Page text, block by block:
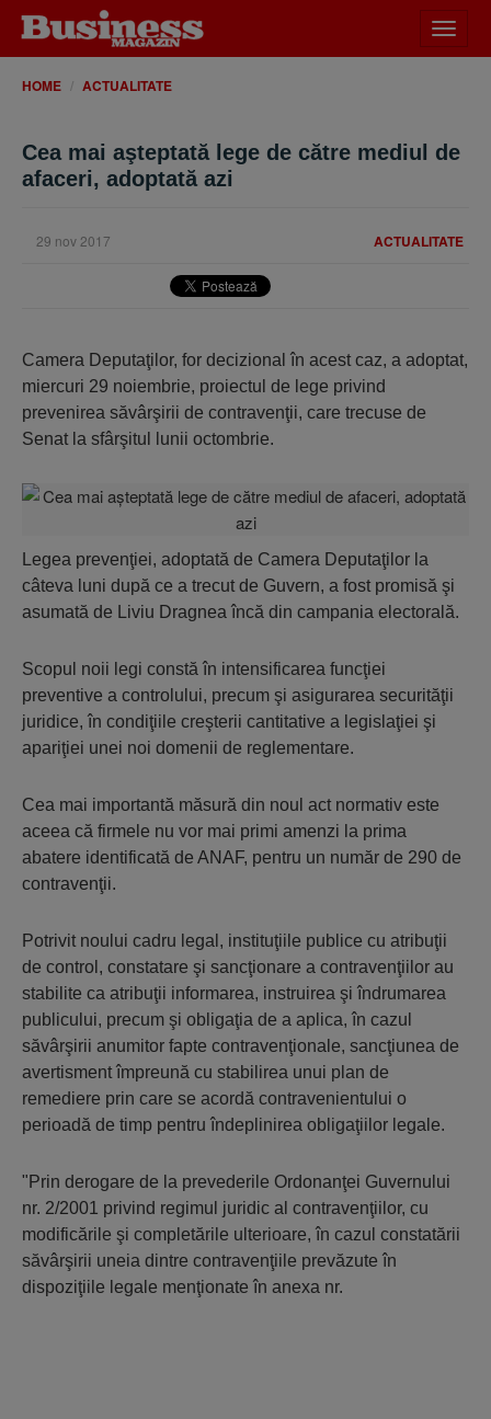
meniu
HOME ACTUALITATE
Cea mai aşteptată lege de către mediul de
afaceri, adoptată azi
ACTUALITATE
29 nov 2017
Camera Deputaţilor, for decizional în acest caz, a adoptat,
miercuri 29 noiembrie, proiectul de lege privind
prevenirea săvârşirii de contravenţii, care trecuse de
Senat la sfârşitul lunii octombrie.
Legea prevenţiei, adoptată de Camera Deputaţilor la
câteva luni după ce a trecut de Guvern, a fost promisă şi
asumată de Liviu Dragnea încă din campania electorală.
Scopul noii legi constă în intensificarea funcţiei
preventive a controlului, precum şi asigurarea securităţii
juridice, în condiţiile creşterii cantitative a legislaţiei şi
apariţiei unei noi domenii de reglementare.
Cea mai importantă măsură din noul act normativ este
aceea că firmele nu vor mai primi amenzi la prima
abatere identificată de ANAF, pentru un număr de 290 de
contravenţii.
Potrivit noului cadru legal, instituţiile publice cu atribuţii
de control, constatare şi sancţionare a contravenţiilor au
stabilite ca atribuţii informarea, instruirea şi îndrumarea
publicului, precum şi obligaţia de a aplica, în cazul
săvârşirii anumitor fapte contravenţionale, sancţiunea de
avertisment împreună cu stabilirea unui plan de
remediere prin care se acordă contravenientului o
perioadă de timp pentru îndeplinirea obligaţiilor legale.
"Prin derogare de la prevederile Ordonanţei Guvernului
nr. 2/2001 privind regimul juridic al contravenţiilor, cu
modificările şi completările ulterioare, în cazul constatării
săvârşirii uneia dintre contravenţiile prevăzute în
dispoziţiile legale menţionate în anexa nr.